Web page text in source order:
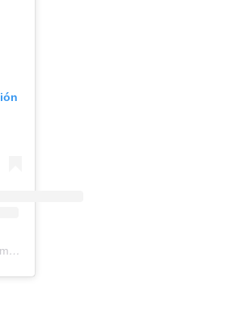
Una publicación compartida de BMR models (@bmr_models)